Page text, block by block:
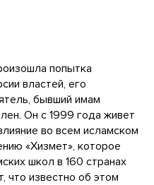
попытка
властей, его
бывший имам
Он с 1999 года живет
во всем исламском
«Хизмет», которое
школ в 160 странах
что известно об этом